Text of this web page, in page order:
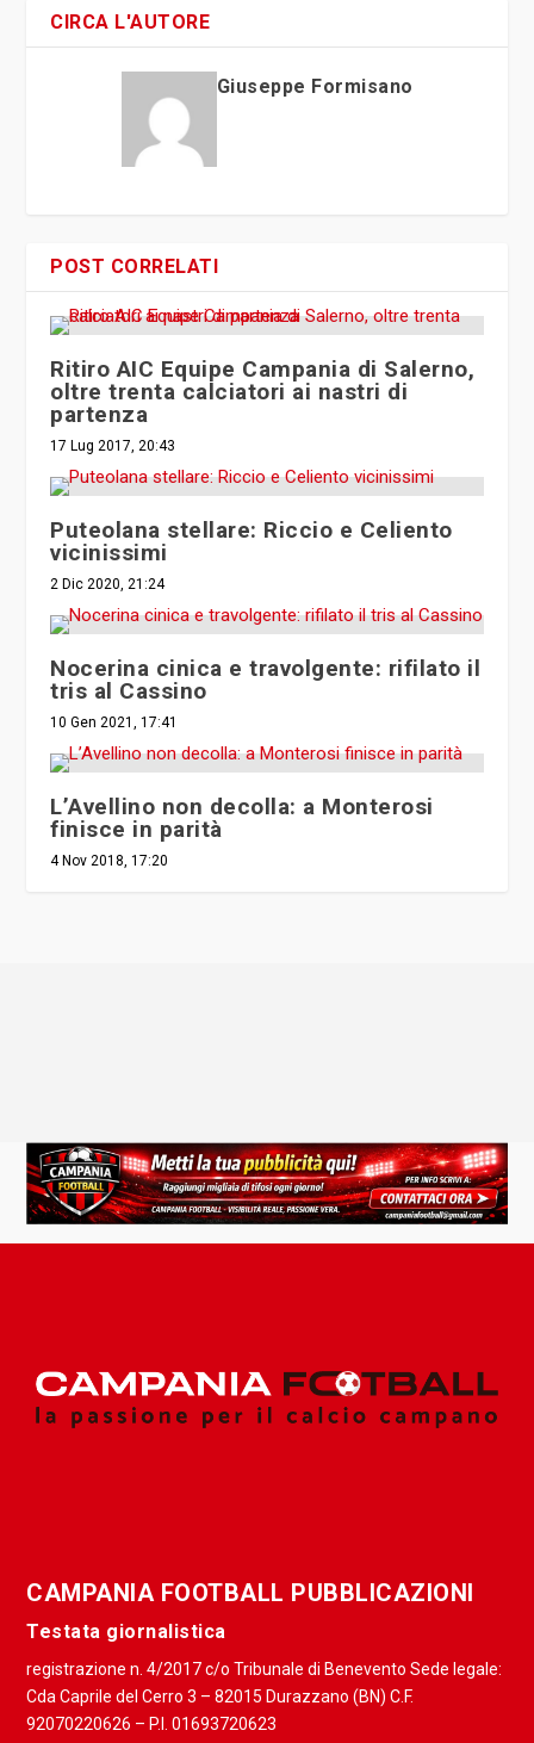
CIRCA L'AUTORE
Giuseppe Formisano
POST CORRELATI
Ritiro AIC Equipe Campania di Salerno,
oltre trenta calciatori ai nastri di
partenza
17 Lug 2017, 20:43
Puteolana stellare: Riccio e Celiento
vicinissimi
2 Dic 2020, 21:24
Nocerina cinica e travolgente: rifilato il
tris al Cassino
10 Gen 2021, 17:41
L’Avellino non decolla: a Monterosi
finisce in parità
4 Nov 2018, 17:20
CAMPANIA FOOTBALL PUBBLICAZIONI
Testata giornalistica
registrazione n. 4/2017 c/o Tribunale di Benevento Sede legale:
Cda Caprile del Cerro 3 – 82015 Durazzano (BN) C.F.
92070220626 – P.I. 01693720623